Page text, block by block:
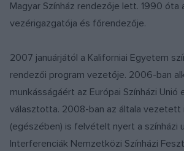
Magyar Színház rendezője lett. 1990 óta
vezérigazgatója és főrendezője.
2007 januárjától a Kaliforniai Egyetem
rendezői program vezetője. 2006-ban
munkásságáért az Európai Színházi Unió
választotta. 2008-ban az általa vezetett
(egészében) is felvételt nyert a színházi
Interferenciák Nemzetközi Színházi